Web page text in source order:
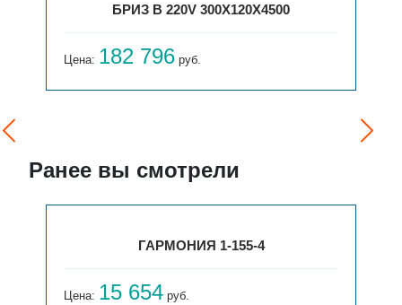
БРИЗ В 220V 300X120X4500
Цена: 182 796 руб.
Ранее вы смотрели
ГАРМОНИЯ 1-155-4
Цена: 15 654 руб.